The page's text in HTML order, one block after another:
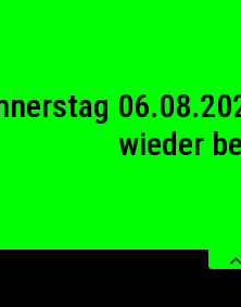
wieder